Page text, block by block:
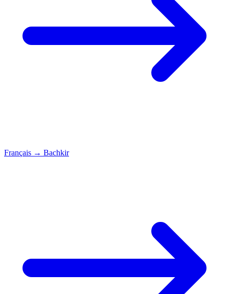
Français → Bachkir